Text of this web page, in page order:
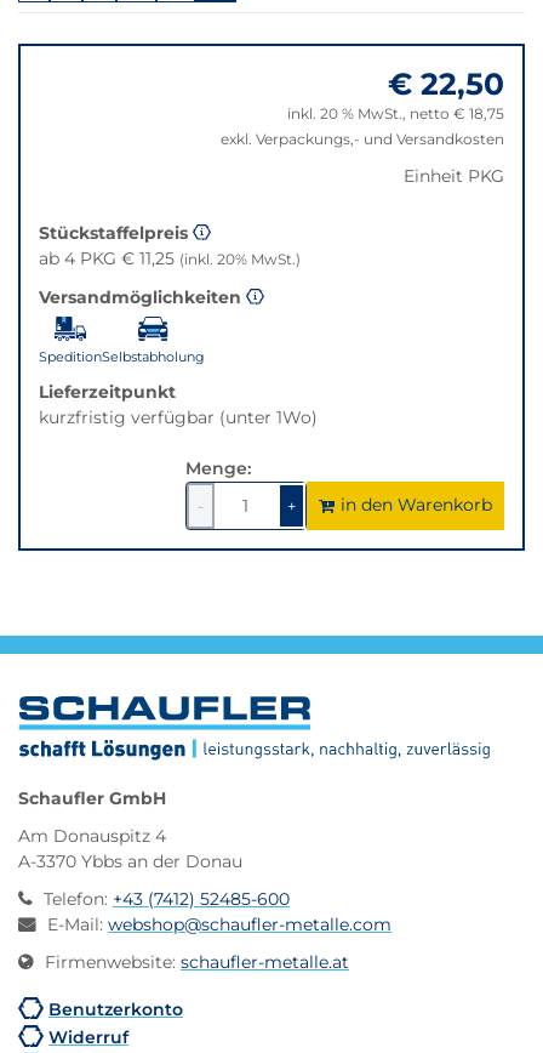
in
dieser
Filter
auf
die
beste
Alternative
der
gewünschten
zu
€ 22,50
inkl. 20 % MwSt., netto € 18,75
exkl. Verpackungs,- und Versandkosten
Einheit PKG
Stückstaffelpreis
ab 4 PKG € 11,25 (inkl. 20% MwSt.)
Versandmöglichkeiten
SpeditionSelbstabholung
Lieferzeitpunkt
kurzfristig verfügbar (unter 1Wo)
Menge:
-
1
verringern
+1um
1
erhöhen
in den Warenkorb
Schaufler GmbH
Am Donauspitz 4
A-3370 Ybbs an der Donau
Telefon: +43 (7412) 52485-600
E-Mail: webshop@schaufler-metalle.com
Firmenwebsite: schaufler-metalle.at
Benutzerkonto
Widerruf